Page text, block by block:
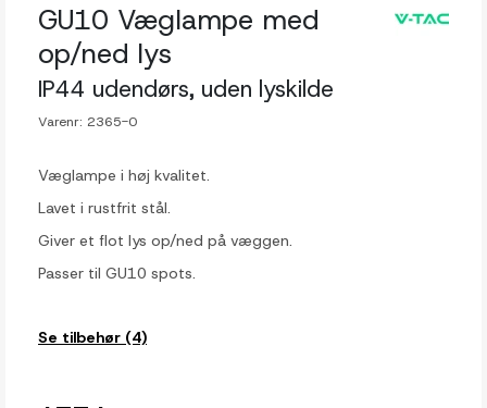
GU10 Væglampe med
op/ned lys
IP44 udendørs, uden lyskilde
Varenr: 2365-0
Væglampe i høj kvalitet.
Lavet i rustfrit stål.
Giver et flot lys op/ned på væggen.
Passer til GU10 spots.
Se tilbehør (4)